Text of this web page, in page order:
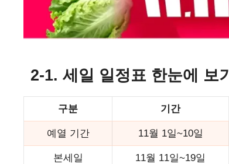
2-1. 세일 일정표 한눈에 보기
구분 기간
예열 기간 11월 1일~10일
본세일 11월 11일~19일